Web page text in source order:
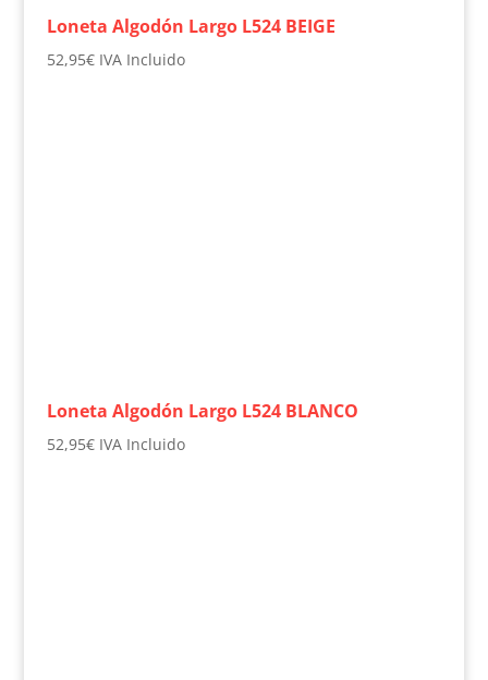
Loneta Algodón Largo L524 BEIGE
52,95€ IVA Incluido
Loneta Algodón Largo L524 BLANCO
52,95€ IVA Incluido